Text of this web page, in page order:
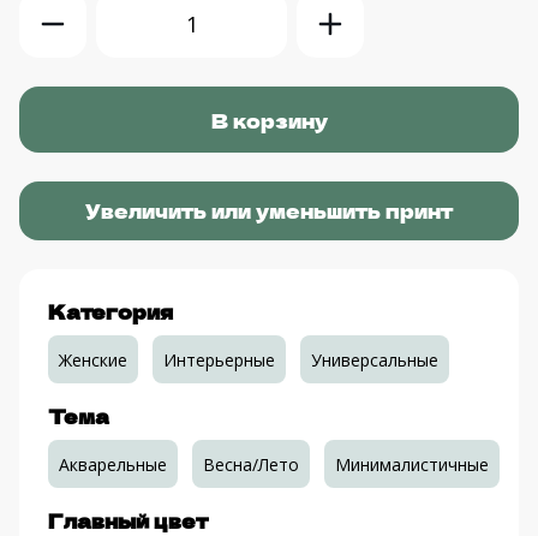
Увеличить или уменьшить принт
Категория
Женские Интерьерные Универсальные
Тема
Акварельные Весна/Лето Минималистичные
Главный цвет